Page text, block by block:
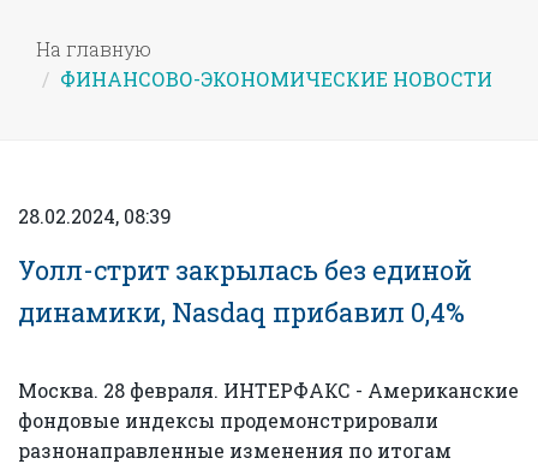
На главную
ФИНАНСОВО-ЭКОНОМИЧЕСКИЕ НОВОСТИ
28.02.2024, 08:39
Уолл-стрит закрылась без единой
динамики, Nasdaq прибавил 0,4%
Москва. 28 февраля. ИНТЕРФАКС - Американские
фондовые индексы продемонстрировали
разнонаправленные изменения по итогам